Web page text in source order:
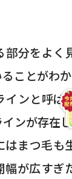
部分をよく
ことがわか
インと呼ば
ンが存在
はまつ毛も
幅が広すぎ